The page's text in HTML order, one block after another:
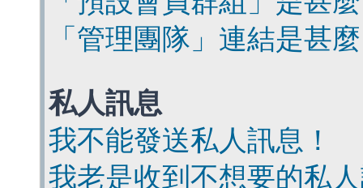
「管理團隊」連結是甚
私人訊息
我不能發送私人訊息！
我老是收到不想要的私